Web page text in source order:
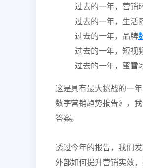
过去的一年，营销
过去的一年，生活
过去的一年，品牌
过去的一年，短视
过去的一年，蜜雪
这是具有最大挑战的一
数字营销趋势报告》，
答案。
透过今年的报告，我们
外部如何提升营销实效